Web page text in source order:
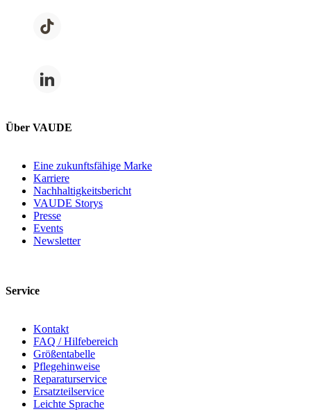
Über VAUDE
Eine zukunftsfähige Marke
Karriere
Nachhaltigkeitsbericht
VAUDE Storys
Presse
Events
Newsletter
Service
Kontakt
FAQ / Hilfebereich
Größentabelle
Pflegehinweise
Reparaturservice
Ersatzteilservice
Leichte Sprache